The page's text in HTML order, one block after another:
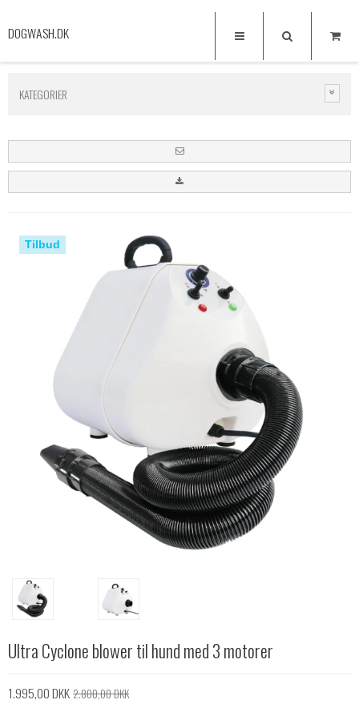
DOGWASH.DK
KATEGORIER
Tilbud
Ultra Cyclone blower til hund med 3 motorer
1.995,00 DKK2.800,00 DKK